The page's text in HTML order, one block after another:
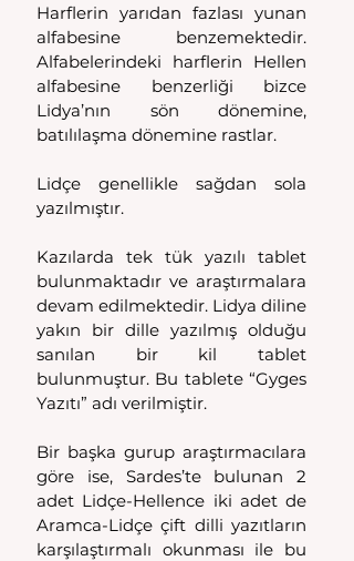
Harflerin yarıdan fazlası yunan
alfabesine benzemektedir.
Alfabelerindeki harflerin Hellen
alfabesine benzerliği bizce
Lidya’nın sön dönemine,
batılılaşma dönemine rastlar.
Lidçe genellikle sağdan sola
yazılmıştır.
Kazılarda tek tük yazılı tablet
bulunmaktadır ve araştırmalara
devam edilmektedir. Lidya diline
yakın bir dille yazılmış olduğu
sanılan bir kil tablet
bulunmuştur. Bu tablete “Gyges
Yazıtı” adı verilmiştir.
Bir başka gurup araştırmacılara
göre ise, Sardes’te bulunan 2
adet Lidçe-Hellence iki adet de
Aramca-Lidçe çift dilli yazıtların
karşılaştırmalı okunması ile bu